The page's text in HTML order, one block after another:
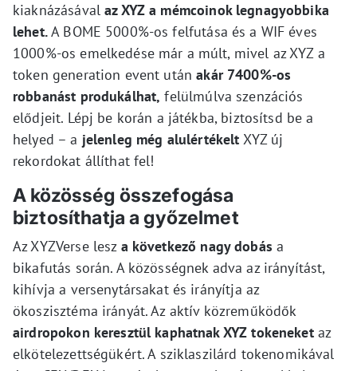
kiaknázásávalaz XYZ a mémcoinok legnagyobbika
lehet.A BOME 5000%-os felfutása és a WIF éves
1000%-os emelkedése már a múlt, mivel az XYZ a
token generation event utánakár 7400%-os
robbanást produkálhat, felülmúlva szenzációs
elődjeit. Lépj be korán a játékba, biztosítsd be a
helyed – a jelenleg még alulértékelt XYZ új
rekordokat állíthat fel!
A közösség összefogása
biztosíthatja a győzelmet
Az XYZVerse lesz a következő nagy dobás a
bikafutás során. A közösségnek adva az irányítást,
kihívja a versenytársakat és irányítja az
ökoszisztéma irányát. Az aktív közreműködők
airdropokon keresztül kaphatnak XYZ tokeneketaz
elkötelezettségükért. A sziklaszilárd tokenomikával